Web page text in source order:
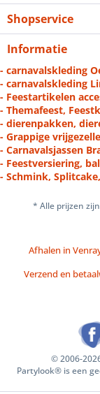
Shopservice
Informatie
- carnavalskleding
- carnavalskleding
- Feestartikelen
- Themafeest,
- dierenpakken,
- Grappige
- Carnavalsjassen
- Feestversiering,
- Schmink,
* Alle prijzen
Afhalen in
Verzend en
© 2006-
Partylook® is een